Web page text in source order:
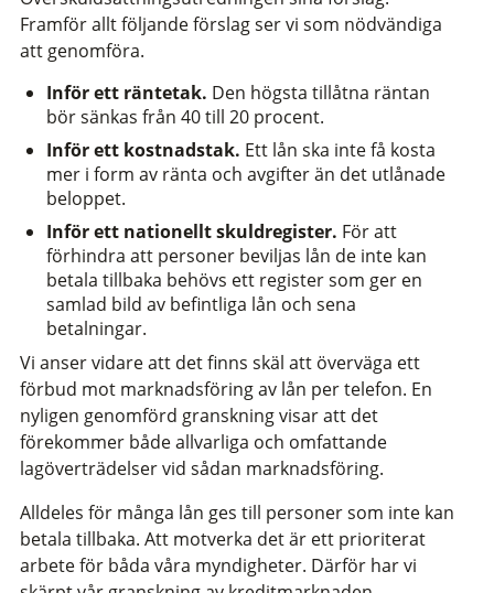
Framför allt följande förslag ser vi som nödvändiga
att genomföra.
Inför ett räntetak. Den högsta tillåtna räntan
bör sänkas från 40 till 20 procent.
Inför ett kostnadstak. Ett lån ska inte få kosta
mer i form av ränta och avgifter än det utlånade
beloppet.
Inför ett nationellt skuldregister. För att
förhindra att personer beviljas lån de inte kan
betala tillbaka behövs ett register som ger en
samlad bild av befintliga lån och sena
betalningar.
Vi anser vidare att det finns skäl att överväga ett
förbud mot marknadsföring av lån per telefon. En
nyligen genomförd granskning visar att det
förekommer både allvarliga och omfattande
lagöverträdelser vid sådan marknadsföring.
Alldeles för många lån ges till personer som inte kan
betala tillbaka. Att motverka det är ett prioriterat
arbete för båda våra myndigheter. Därför har vi